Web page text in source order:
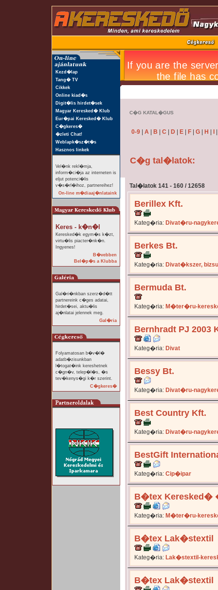
Kezd�lap
Tang� TV
Cikkek
Online kiad�s
Digit�lis hirdet�sek
Magyar Keresked� Klub
Eur�pai Keresked� Klub
C�gkeres�
�zleti Chat!
Weblapk�sz�t�s
Hasznos linkek
Vel�nk rekl�mja,
inform�ci�ja az interneten is
eljut potenci�lis
v�s�rl�ihoz, partnereihez!
On-line m�diaaj�nlataink
Keres - k�n�l
Keresked�k egym�s k�zt,
virtu�lis piacter�nk�n.
Ingyenes!
B�vebben
Bel�p�s a Klubba
Gal�ri�nkban szerz�d�tt
partnereink c�ges adatai,
hirdet�sei, aktu�lis
aj�nlatai jelennek meg.
Gal�ria
Folyamatosan b�v�l�
adatb�zisunkban
l�togat�ink kereshetnek
c�gn�v, telep�l�s, �s
tev�kenys�gi k�r szerint.
C�gkeres�
C�G KATAL�GUS
0-9 A B C D E F G H
C�g tal�latok:
Tal�latok 141 - 160 / 12658
Berillex Kft.
Kateg�ria: Divat�ru-
Berkes Bt.
Kateg�ria: Divat�kszer, bizsu
Bermuda Bt.
Kateg�ria: M�ter�ru-
Bernhradt PJ 2003
Kateg�ria: Divat
Bessy Bt.
Kateg�ria: Divat�ru-
Best Country Kft.
Kateg�ria: Divat�ru-
BestGift
Kateg�ria: Cip�ipar
B�tex Keresked�
Kateg�ria: M�ter�ru-
B�tex Lak�stextil
Kateg�ria: Lak�stextil-
B�tex Lak�stextil